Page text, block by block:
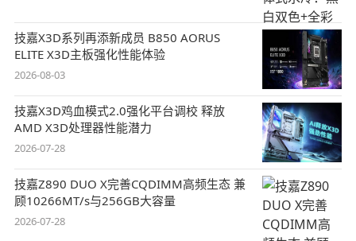
技嘉X3D系列再添新成员 B850 AORUS
ELITE X3D主板强化性能体验
2026-08-03
技嘉X3D鸡血模式2.0强化平台调校 释放
AMD X3D处理器性能潜力
2026-07-28
技嘉Z890 DUO X完善CQDIMM高频生态 兼
顾10266MT/s与256GB大容量
2026-07-28